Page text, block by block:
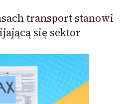
transport stanowi
się sektor